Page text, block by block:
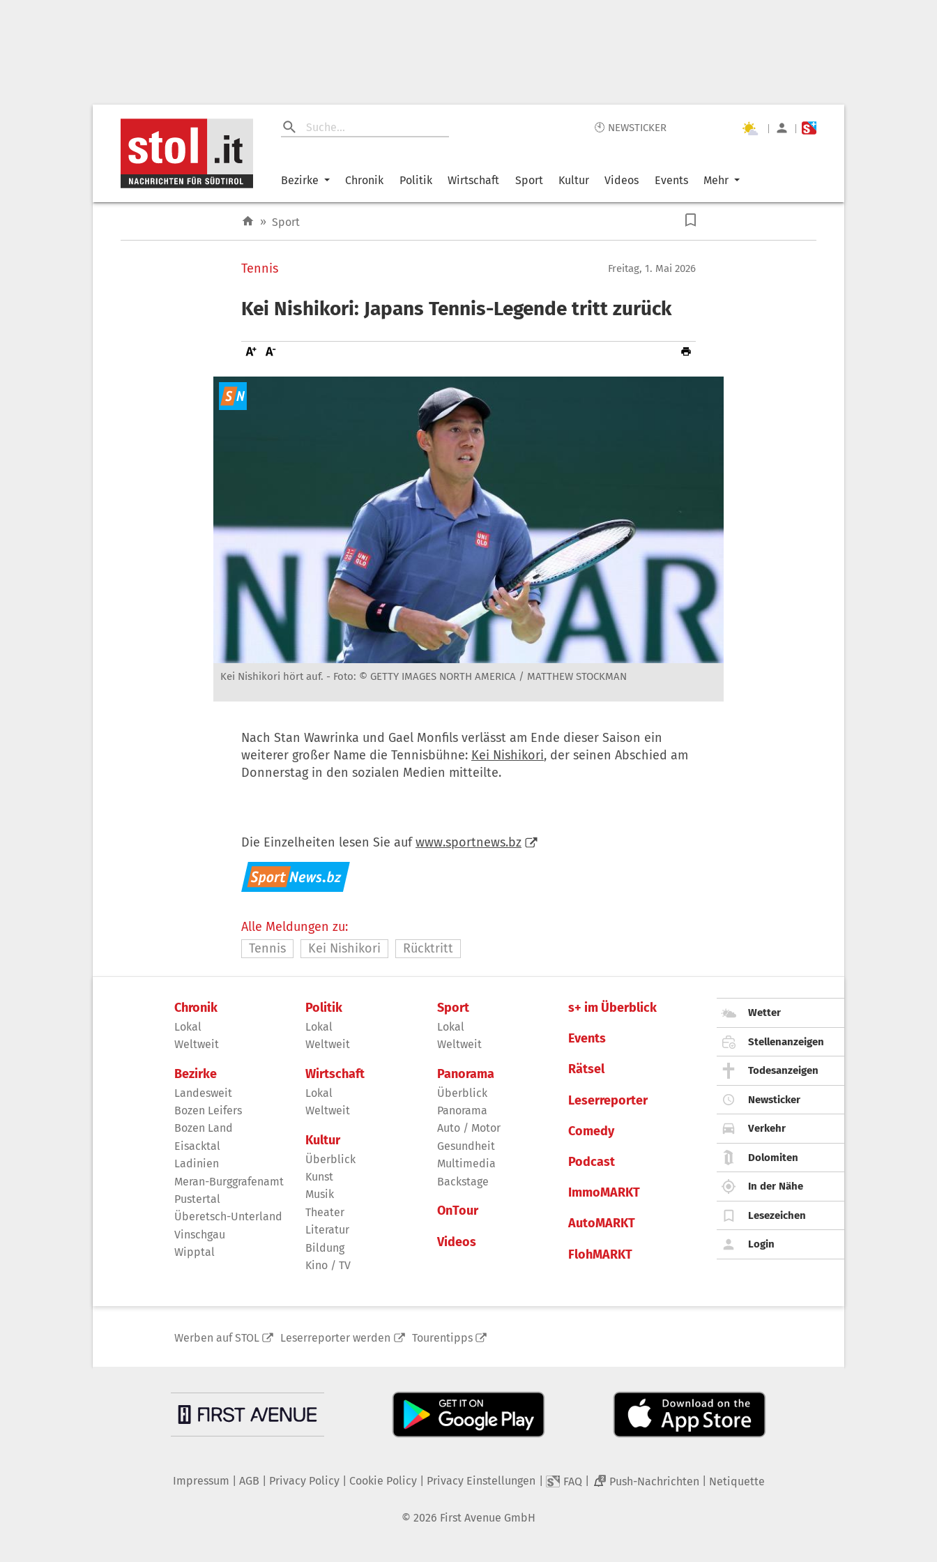
🕙 NEWSTICKER | |
Bezirke Chronik Politik Wirtschaft Sport Kultur Videos Events Mehr
» Sport
Tennis Freitag, 1. Mai 2026
Kei Nishikori: Japans Tennis-Legende tritt zurück
Kei Nishikori hört auf. - Foto: © GETTY IMAGES NORTH AMERICA / MATTHEW STOCKMAN
Nach Stan Wawrinka und Gael Monfils verlässt am Ende dieser Saison ein
weiterer großer Name die Tennisbühne: Kei Nishikori, der seinen Abschied am
Donnerstag in den sozialen Medien mitteilte.
Die Einzelheiten lesen Sie aufwww.sportnews.bz
Alle Meldungen zu:
Tennis
Kei Nishikori Rücktritt
Chronik
Lokal
Weltweit
Bezirke
Landesweit
Bozen Leifers
Bozen Land
Eisacktal
Ladinien
Meran-Burggrafenamt
Pustertal
Überetsch-Unterland
Vinschgau
Wipptal
Politik
Lokal
Weltweit
Wirtschaft
Lokal
Weltweit
Kultur
Überblick
Kunst
Musik
Theater
Literatur
Bildung
Kino / TV
Sport
Lokal
Weltweit
Panorama
Überblick
Panorama
Auto / Motor
Gesundheit
Multimedia
Backstage
OnTour
Videos
s+ im Überblick
Events
Rätsel
Leserreporter
Comedy
Podcast
ImmoMARKT
AutoMARKT
FlohMARKT
Wetter
Stellenanzeigen
Todesanzeigen
Newsticker
Verkehr
Dolomiten
In der Nähe
Lesezeichen
Login
Werben auf STOL Leserreporter werden Tourentipps
Impressum AGB Privacy Policy| Cookie Policy| Privacy Einstellungen FAQ 2 Push-Nachrichten Netiquette
© 2026 First Avenue GmbH